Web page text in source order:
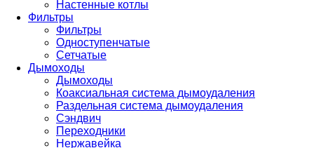
Настенные котлы
Фильтры
Фильтры
Одноступенчатые
Сетчатые
Дымоходы
Дымоходы
Коаксиальная система дымоудаления
Раздельная система дымоудаления
Сэндвич
Переходники
Нержавейка